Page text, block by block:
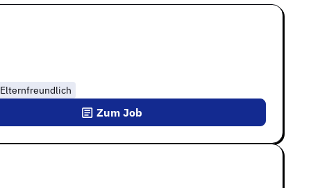
Elternfreundlich
Zum Job